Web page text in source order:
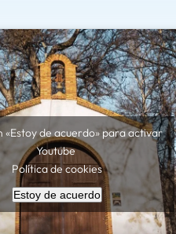
«Estoy de acuerdo» para activar
Youtube
Política de cookies
Estoy de acuerdo